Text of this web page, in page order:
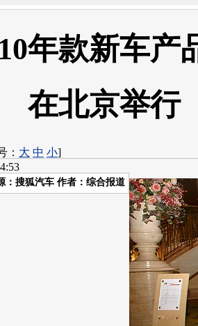
年款新车产
在北京举行
： 大 中 小]
： 搜狐汽车 作者：综合报道